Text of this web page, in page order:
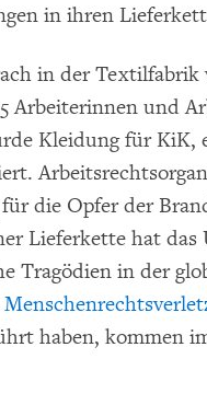
in ihren
in der
Arbeiterinnen und
Kleidung für KiK,
die Opfer der
Lieferkette hat
Tragödien in der
haben, kommen